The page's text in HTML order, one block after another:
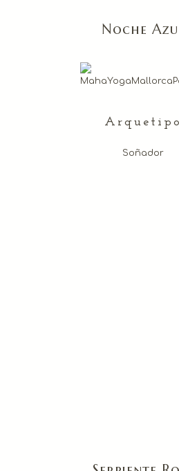
Noche
Arquetipo
Soñador